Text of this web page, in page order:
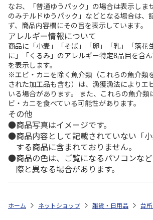
なお、「普通ゆうパック」の場合は表示しま
のみチルドゆうパック」などとなる場合は、
ず、商品内容欄にその旨を表示しています。
アレルギー情報について
商品に「小麦」「そば」「卵」「乳」「落花
に」「くるみ」のアレルギー特定8品目を含
を表示します。
※エビ・カニを除く魚介類（これらの魚介類
された加工品も含む）は、漁獲漁法によりエ
いる場合があります。 また、これらの魚介類
ビ・カニを食べている可能性があります。
その他
商品写真はイメージです。
商品内容として記載されていない「
する商品に含まれておりません。
商品の色は、ご覧になるパソコンな
際と異なる場合があります。
ホーム ネットショップ 雑貨・日用品 台